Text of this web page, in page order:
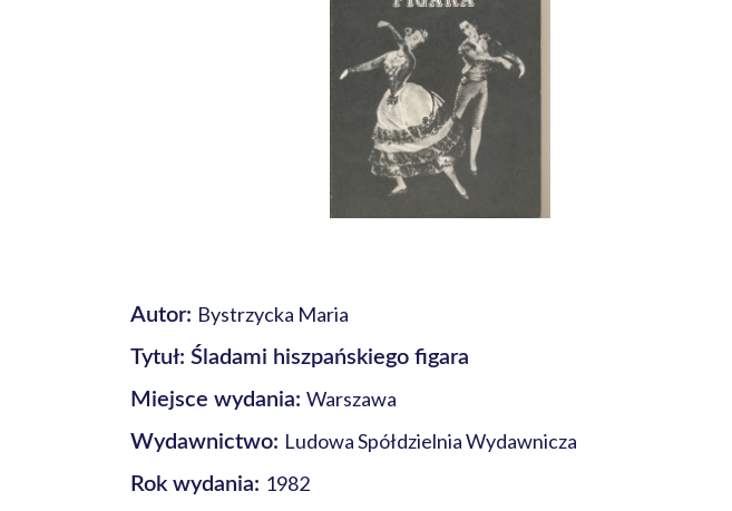
Autor: Bystrzycka Maria
Tytuł: Śladami hiszpańskiego figara
Miejsce wydania: Warszawa
Wydawnictwo: Ludowa Spółdzielnia Wydawnicza
Rok wydania: 1982